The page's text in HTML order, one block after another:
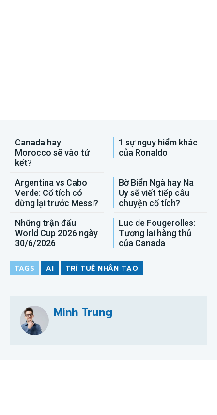
Canada hay
Morocco sẽ vào tứ
kết?
1 sự nguy hiểm khác
của Ronaldo
Argentina vs Cabo
Verde: Cổ tích có
dừng lại trước Messi?
Bờ Biển Ngà hay Na
Uy sẽ viết tiếp câu
chuyện cổ tích?
Những trận đấu
World Cup 2026 ngày
30/6/2026
Luc de Fougerolles:
Tương lai hàng thủ
của Canada
TAGS AI TRÍ TUỆ NHÂN TẠO
Minh Trung